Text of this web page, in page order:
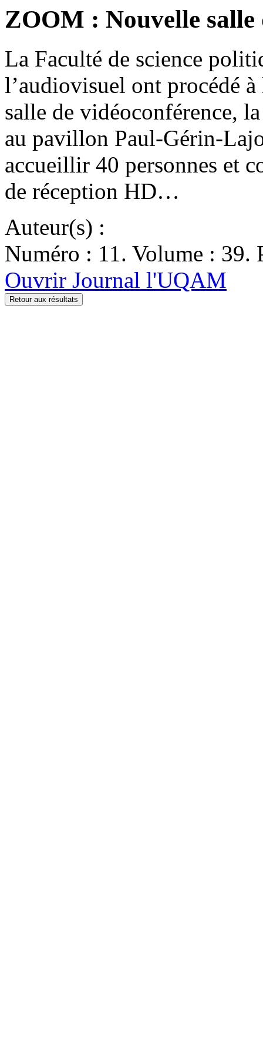
ZOOM : Nouvelle salle
La Faculté de science
l’audiovisuel ont procédé
salle de vidéoconférence,
au pavillon Paul-Gérin-
accueillir 40 personnes et
de réception HD…
Auteur(s) :
Numéro : 11. Volume : 39.
Ouvrir Journal l'UQAM
Retour aux résultats